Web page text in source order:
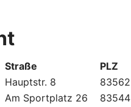
Straße PLZ
Hauptstr. 8 83562
Am Sportplatz 26 83544